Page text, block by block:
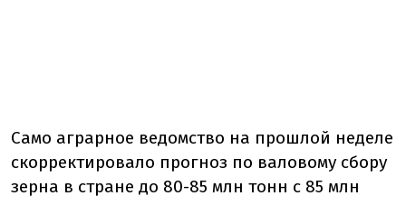
Само аграрное ведомство на прошлой неделе
скорректировало прогноз по валовому сбору
зерна в стране до 80-85 млн тонн с 85 млн